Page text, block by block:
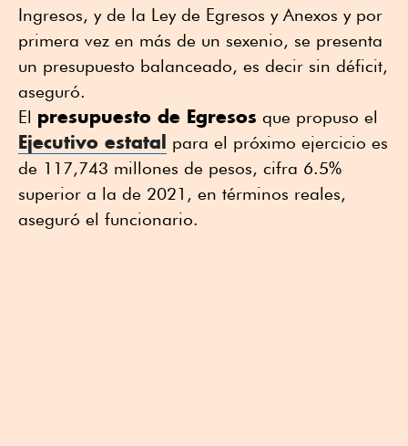
Ingresos, y de la Ley de Egresos y Anexos y por
primera vez en más de un sexenio, se presenta
un presupuesto balanceado, es decir sin déficit,
aseguró.
El presupuesto de Egresos que propuso el
Ejecutivo estatal para el próximo ejercicio es
de 117,743 millones de pesos, cifra 6.5%
superior a la de 2021, en términos reales,
aseguró el funcionario.